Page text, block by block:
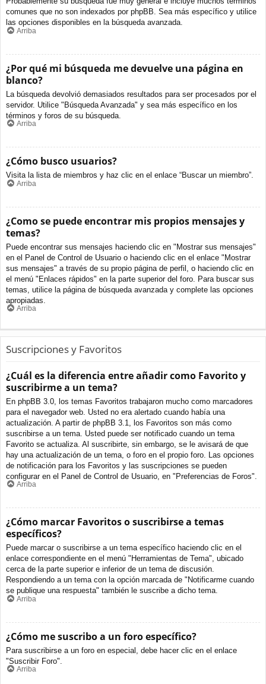
comunes que no son indexados por phpBB. Sea más específico y utilice
las opciones disponibles en la búsqueda avanzada.
Arriba
¿Por qué mi búsqueda me devuelve una página en
blanco?
La búsqueda devolvió demasiados resultados para ser procesados por el
servidor. Utilice "Búsqueda Avanzada" y sea más específico en los
términos y foros de su búsqueda.
Arriba
¿Cómo busco usuarios?
Visita la lista de miembros y haz clic en el enlace “Buscar un miembro”.
Arriba
¿Como se puede encontrar mis propios mensajes y
temas?
Puede encontrar sus mensajes haciendo clic en "Mostrar sus mensajes"
en el Panel de Control de Usuario o haciendo clic en el enlace "Mostrar
sus mensajes" a través de su propio página de perfil, o haciendo clic en
el menú "Enlaces rápidos" en la parte superior del foro. Para buscar sus
temas, utilice la página de búsqueda avanzada y complete las opciones
apropiadas.
Arriba
Suscripciones y Favoritos
¿Cuál es la diferencia entre añadir como Favorito y
suscribirme a un tema?
En phpBB 3.0, los temas Favoritos trabajaron mucho como marcadores
para el navegador web. Usted no era alertado cuando había una
actualización. A partir de phpBB 3.1, los Favoritos son más como
suscribirse a un tema. Usted puede ser notificado cuando un tema
Favorito se actualiza. Al suscribirte, sin embargo, se le avisará de que
hay una actualización de un tema, o foro en el propio foro. Las opciones
de notificación para los Favoritos y las suscripciones se pueden
configurar en el Panel de Control de Usuario, en "Preferencias de Foros".
Arriba
¿Cómo marcar Favoritos o suscribirse a temas
específicos?
Puede marcar o suscribirse a un tema específico haciendo clic en el
enlace correspondiente en el menú "Herramientas de Tema", ubicado
cerca de la parte superior e inferior de un tema de discusión.
Respondiendo a un tema con la opción marcada de "Notificarme cuando
se publique una respuesta" también le suscribe a dicho tema.
Arriba
¿Cómo me suscribo a un foro específico?
Para suscribirse a un foro en especial, debe hacer clic en el enlace
"Suscribir Foro".
Arriba